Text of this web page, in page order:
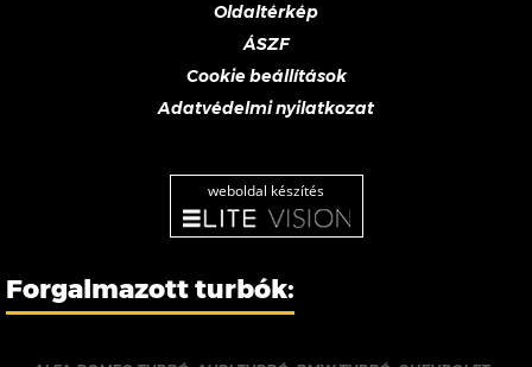
Oldaltérkép
ÁSZF
Cookie beállítások
Adatvédelmi nyilatkozat
weboldal készítés
Forgalmazott turbók: